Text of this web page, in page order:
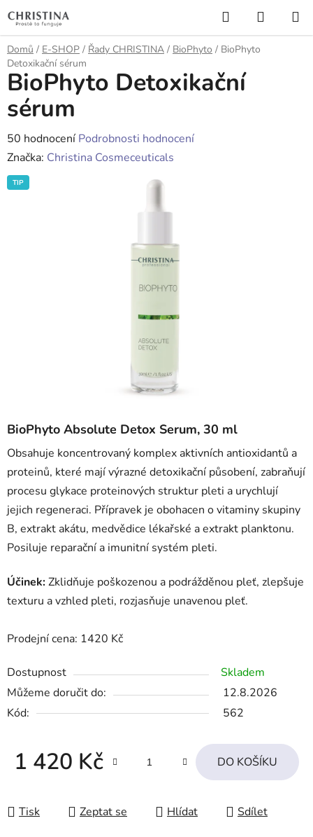
na
obsah
Hledat
KOŠÍK
Domů / E-SHOP / Řady CHRISTINA / BioPhyto / BioPhyto
Detoxikační sérum
BioPhyto Absolute Detox Serum, 30 ml
Obsahuje koncentrovaný komplex aktivních antioxidantů a
proteinů, které mají výrazné detoxikační působení, zabraňují
procesu glykace proteinových struktur pleti a urychlují
jejich regeneraci. Přípravek je obohacen o vitaminy skupiny
B, extrakt akátu, medvědice lékařské a extrakt planktonu.
Posiluje reparační a imunitní systém pleti.
Účinek:Zklidňuje poškozenou a podrážděnou pleť, zlepšuje
texturu a vzhled pleti, rozjasňuje unavenou pleť.
Prodejní cena: 1420 Kč
Dostupnost
Skladem
Můžeme doručit do:
12.8.2026
Kód:
562
1 420 Kč DO KOŠÍKU
Tisk Zeptat se Hlídat Sdílet
BioPhyto Detoxikační
sérum
Průměrné
hodnocení
produktu
je
50 hodnocení Podrobnosti hodnocení
Značka: Christina Cosmeceuticals
TIP